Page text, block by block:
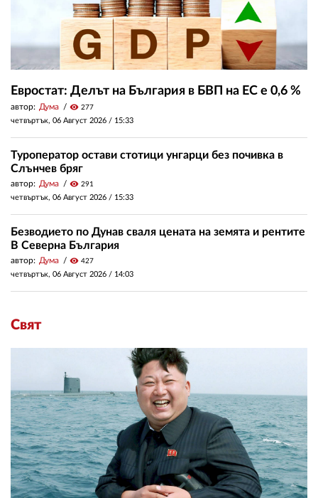
Евростат: Делът на България в БВП на ЕС е 0,6 %
автор: Дума visibility 277
четвъртък, 06 Август 2026 / 15:33
Туроператор остави стотици унгарци без почивка в
Слънчев бряг
автор: Дума visibility 291
четвъртък, 06 Август 2026 / 15:33
Безводието по Дунав сваля цената на земята и рентите
В Северна България
автор: Дума visibility 427
четвъртък, 06 Август 2026 / 14:03
Свят